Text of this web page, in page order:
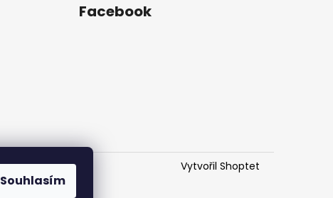
Souhlasím
Facebook
Vytvořil Shoptet